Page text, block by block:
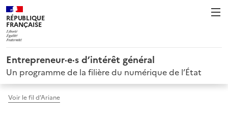
RÉPUBLIQUE
FRANÇAISE
Entrepreneur·e·s d’intérêt général
Un programme de la filière du numérique de l’État
Voir le fil d’Ariane